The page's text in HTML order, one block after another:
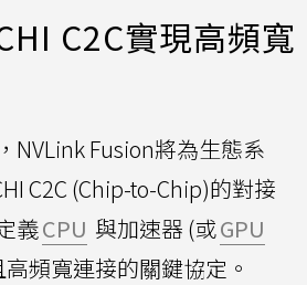
C2C實現高頻寬
NVLink Fusion將為生態系
C2C (Chip-to-Chip)的對接
義CPU 與加速器 (或GPU
頻寬連接的關鍵協定。